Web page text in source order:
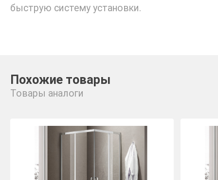
быструю систему установки.
Похожие товары
Товары аналоги